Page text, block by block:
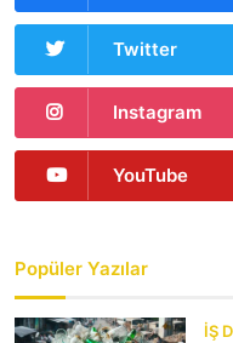
Twitter
Instagram
YouTube
Popüler Yazılar
İŞ